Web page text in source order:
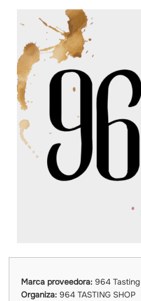
Marca proveedora: 964
Organiza: 964 TASTING SHOP